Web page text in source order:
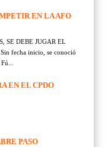
EN LA AFO
SE DEBE JUGAR EL
fecha inicio, se conoció
EN EL CPDO
PASO